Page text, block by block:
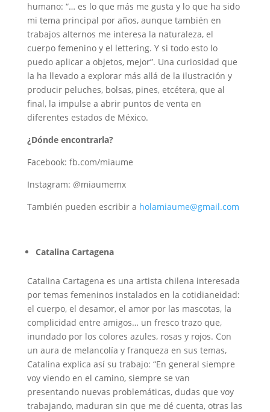
humano: “… es lo que más me gusta y lo que ha sido
mi tema principal por años, aunque también en
trabajos alternos me interesa la naturaleza, el
cuerpo femenino y el lettering. Y si todo esto lo
puedo aplicar a objetos, mejor”. Una curiosidad que
la ha llevado a explorar más allá de la ilustración y
producir peluches, bolsas, pines, etcétera, que al
final, la impulse a abrir puntos de venta en
diferentes estados de México.
¿Dónde encontrarla?
Facebook: fb.com/miaume
Instagram: @miaumemx
También pueden escribir a holamiaume@gmail.com
Catalina Cartagena
Catalina Cartagena es una artista chilena interesada
por temas femeninos instalados en la cotidianeidad:
el cuerpo, el desamor, el amor por las mascotas, la
complicidad entre amigos… un fresco trazo que,
inundado por los colores azules, rosas y rojos. Con
un aura de melancolía y franqueza en sus temas,
Catalina explica así su trabajo: “En general siempre
voy viendo en el camino, siempre se van
presentando nuevas problemáticas, dudas que voy
trabajando, maduran sin que me dé cuenta, otras las